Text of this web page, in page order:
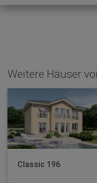
Weitere Häuser
Classic 196